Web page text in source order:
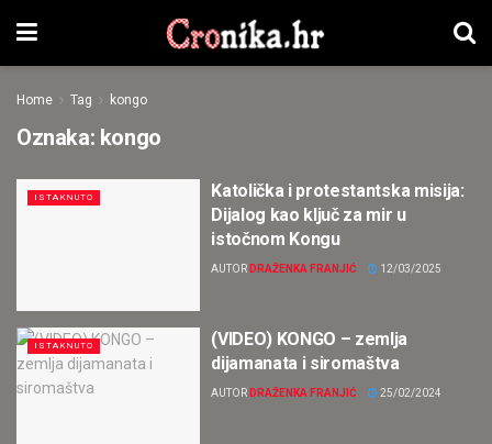
Home Tag kongo
Oznaka: kongo
ISTAKNUTO
Katolička i protestantska misija:
Dijalog kao ključ za mir u
istočnom Kongu
AUTOR DRAŽENKA FRANJIĆ 12/03/2025
ISTAKNUTO
(VIDEO) KONGO – zemlja
dijamanata i siromaštva
AUTOR DRAŽENKA FRANJIĆ 25/02/2024